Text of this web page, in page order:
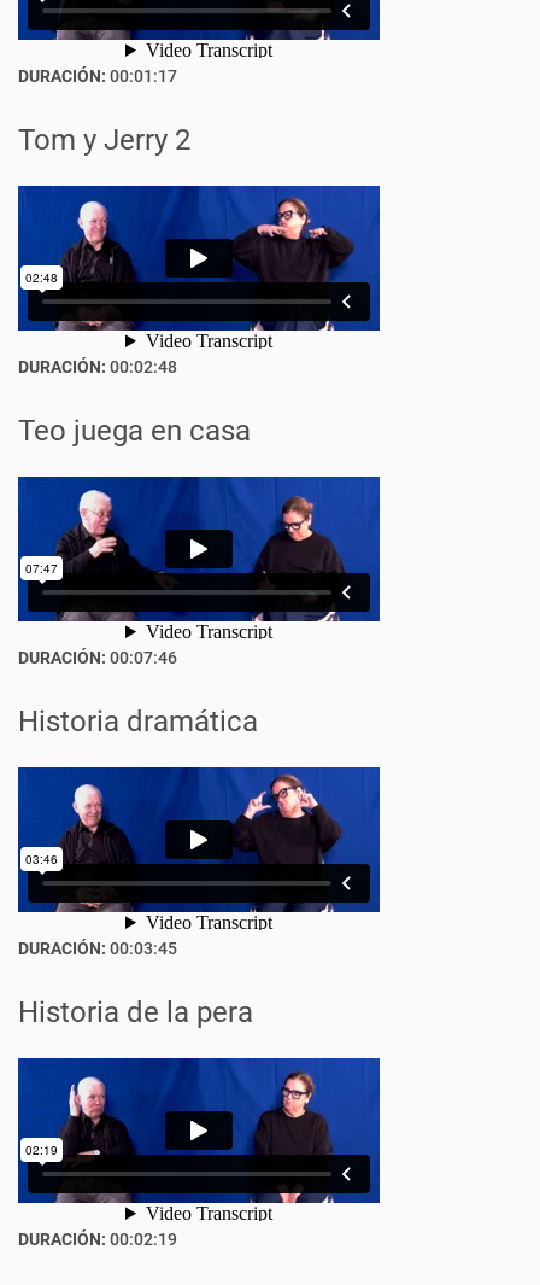
DURACIÓN: 00:01:17
Tom y Jerry 2
DURACIÓN: 00:02:48
Teo juega en casa
DURACIÓN: 00:07:46
Historia dramática
DURACIÓN: 00:03:45
Historia de la pera
DURACIÓN: 00:02:19